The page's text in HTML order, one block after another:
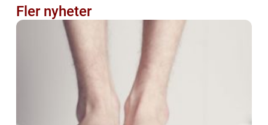
Fler nyheter